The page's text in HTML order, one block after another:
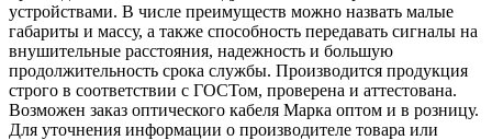
устройствами. В числе преимуществ можно назвать малые
габариты и массу, а также способность передавать сигналы на
внушительные расстояния, надежность и большую
продолжительность срока службы. Производится продукция
строго в соответствии с ГОСТом, проверена и аттестована.
Возможен заказ оптического кабеля Марка оптом и в розницу.
Для уточнения информации о производителе товара или